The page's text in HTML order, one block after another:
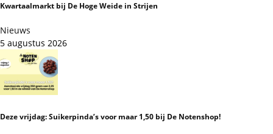
Kwartaalmarkt bij De Hoge Weide in Strijen
Nieuws
5 augustus 2026
Deze vrijdag: Suikerpinda’s voor maar 1,50 bij De Notenshop!